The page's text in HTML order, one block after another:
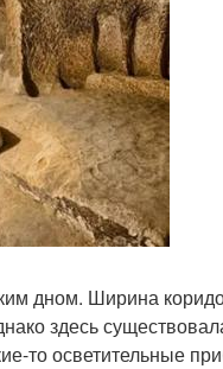
дном. Ширина
здесь
то осветительные